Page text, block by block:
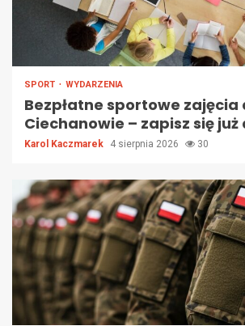
SPORT WYDARZENIA
Bezpłatne sportowe zajęcia
Ciechanowie – zapisz się już
Karol Kaczmarek 4 sierpnia 2026 30